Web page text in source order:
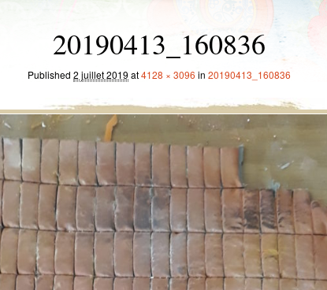
20190413_160836
Published 2 juillet 2019 at4128 × 3096 in 20190413_160836